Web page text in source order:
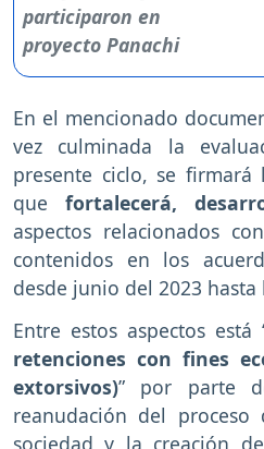
En el mencionado
vez culminada la
presente ciclo, se firmará
que fortalecerá,
aspectos relacionados
contenidos en los
desde junio del 2023 hasta
Entre estos aspectos está
retenciones con fines
extorsivos)” por parte
reanudación del
sociedad y la creación